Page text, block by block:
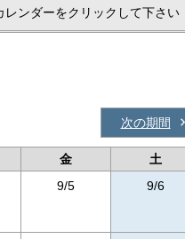
レンダーをクリックして下さい
次の期間
金
土
9/5 9/6